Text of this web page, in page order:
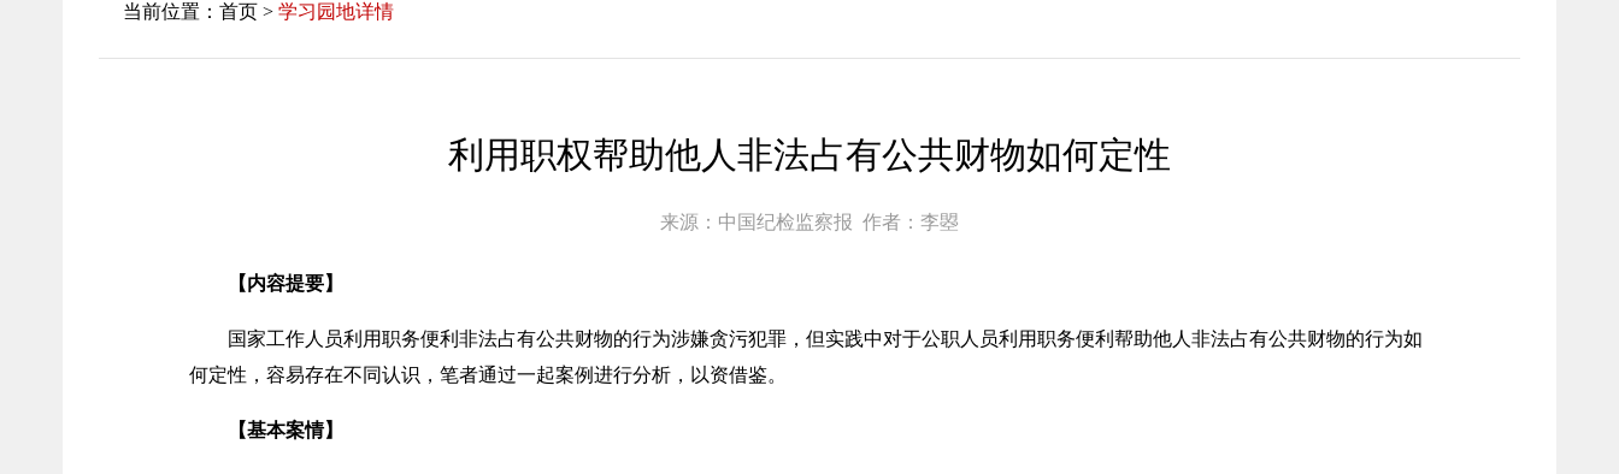
当前位置：首页 > 学习园地详情
利用职权帮助他人非法占有公共财物如何定性
来源：中国纪检监察报 作者：李曌
【内容提要】
国家工作人员利用职务便利非法占有公共财物的行为涉嫌贪污犯罪，但实践中对于公职人员利用职务便利帮助他人非法占有公共财物的行为如
何定性，容易存在不同认识，笔者通过一起案例进行分析，以资借鉴。
【基本案情】